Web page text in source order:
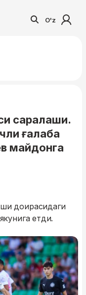
O'z
саралаши.
ғалаба
майдонга
доирасидаги
етди.